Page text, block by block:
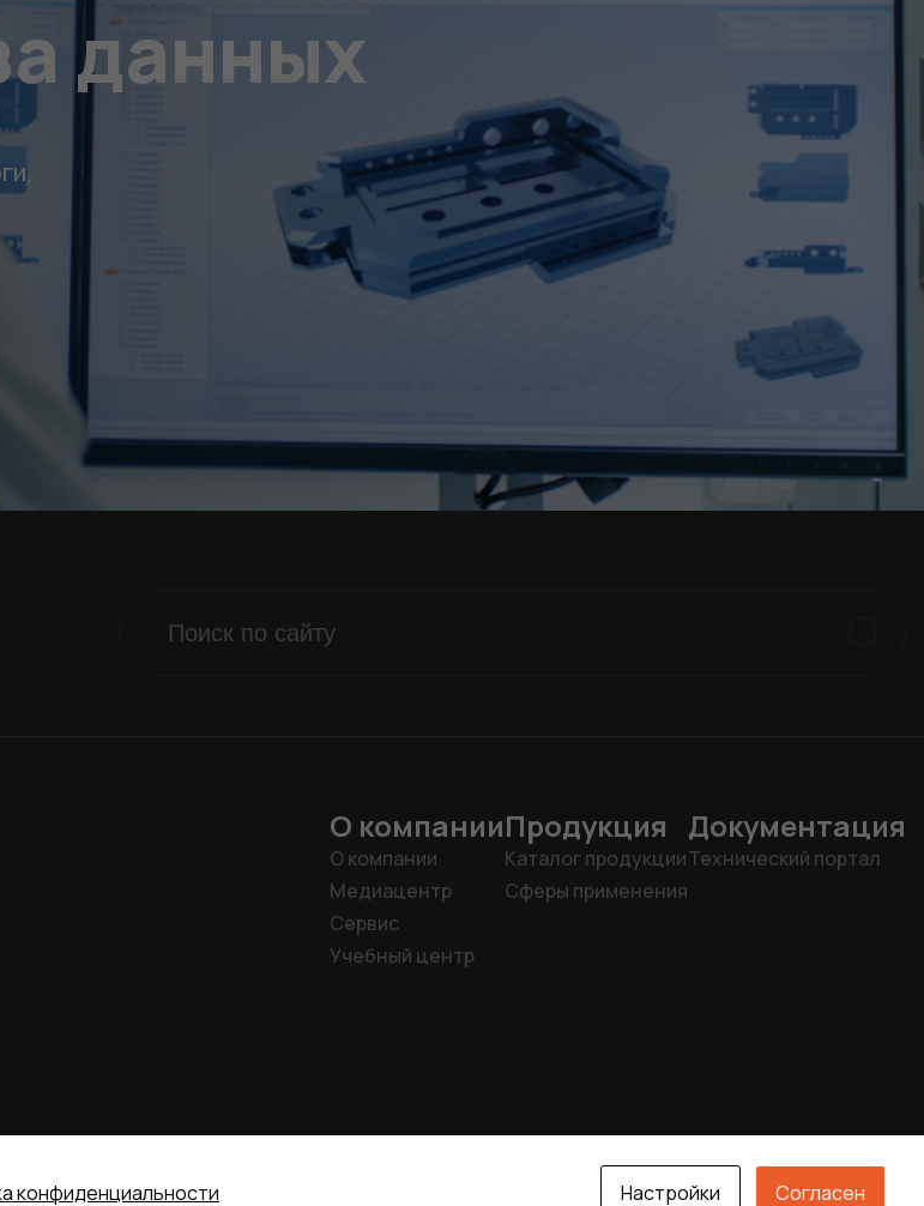
данных
О компании
О компании
Медиацентр
Сервис
Учебный центр
Продукция
Каталог продукции
Сферы применения
Документация
Технический портал
© ООО «КЕВ-РУС»
конфиденциальности Настройки Согласен